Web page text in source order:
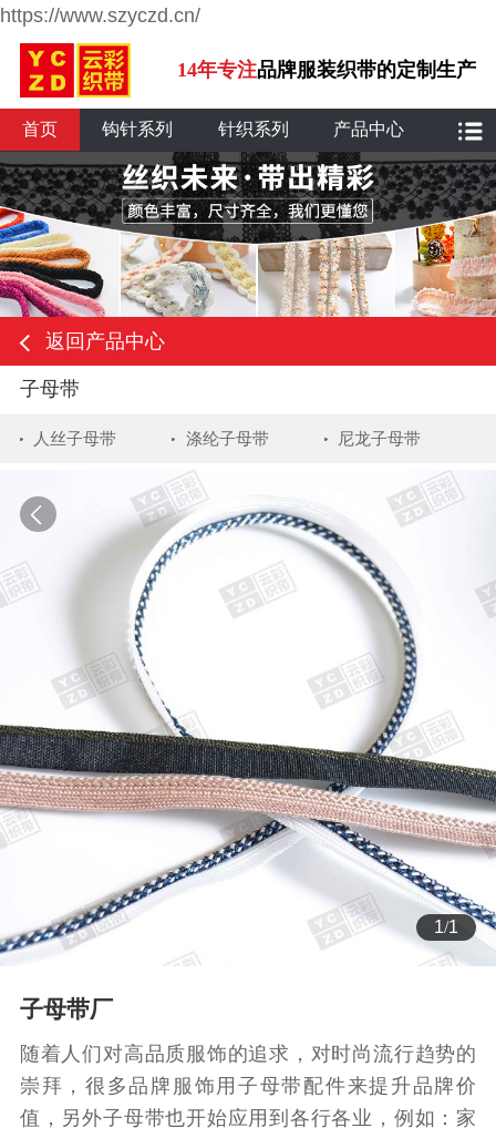
https://www.szyczd.cn/
14年专注品牌服装织带的定制生产
首页 钩针系列 针织系列 产品中心
返回产品中心
子母带
人丝子母带 涤纶子母带 尼龙子母带
1/1
子母带厂
随着人们对高品质服饰的追求，对时尚流行趋势的
崇拜，很多品牌服饰用子母带配件来提升品牌价
值，另外子母带也开始应用到各行各业，例如：家